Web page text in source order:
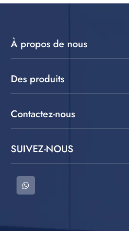
À propos de nous
Des produits
Contactez-nous
SUIVEZ-NOUS